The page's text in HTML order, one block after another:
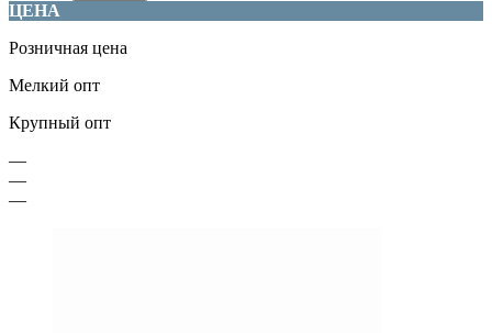
ЦЕНА
Розничная цена
Мелкий опт
Крупный опт
—
—
—